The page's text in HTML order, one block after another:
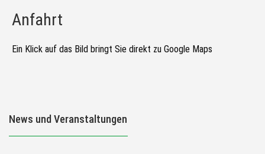
Anfahrt
Ein Klick auf das Bild bringt Sie direkt zu Google Maps
News und Veranstaltungen